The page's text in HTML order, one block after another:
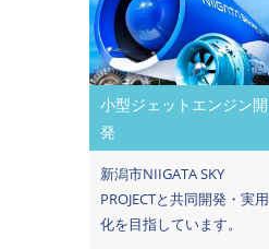
小型ジェットエンジン開
発
新潟市NIIGATA SKY
PROJECTと共同開発・実用
化を目指しています。